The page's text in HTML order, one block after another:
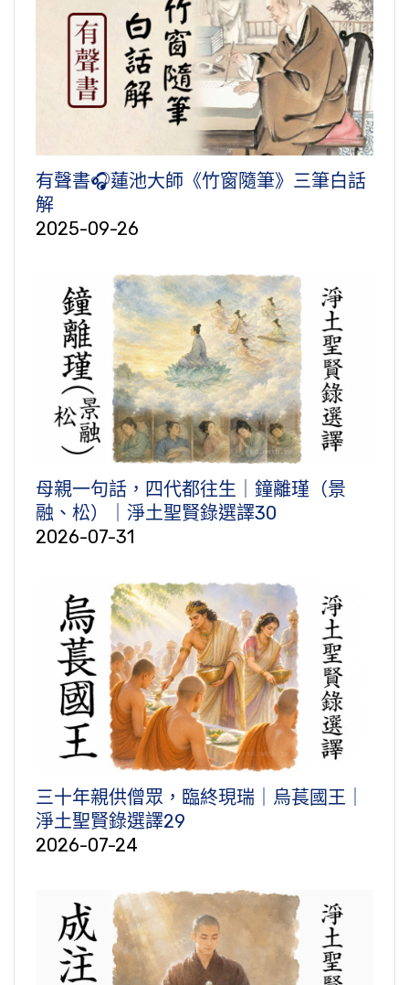
有聲書🎧蓮池大師《竹窗隨筆》三筆白話
解
2025-09-26
母親一句話，四代都往生｜鐘離瑾（景
融、松）｜淨土聖賢錄選譯30
2026-07-31
三十年親供僧眾，臨終現瑞｜烏萇國王｜
淨土聖賢錄選譯29
2026-07-24